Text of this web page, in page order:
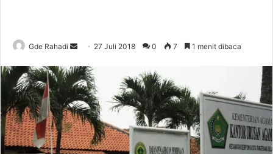
Gde Rahadi
n
d
a
n
e
m
27 Juli 2018 0 7 1 menit dibaca